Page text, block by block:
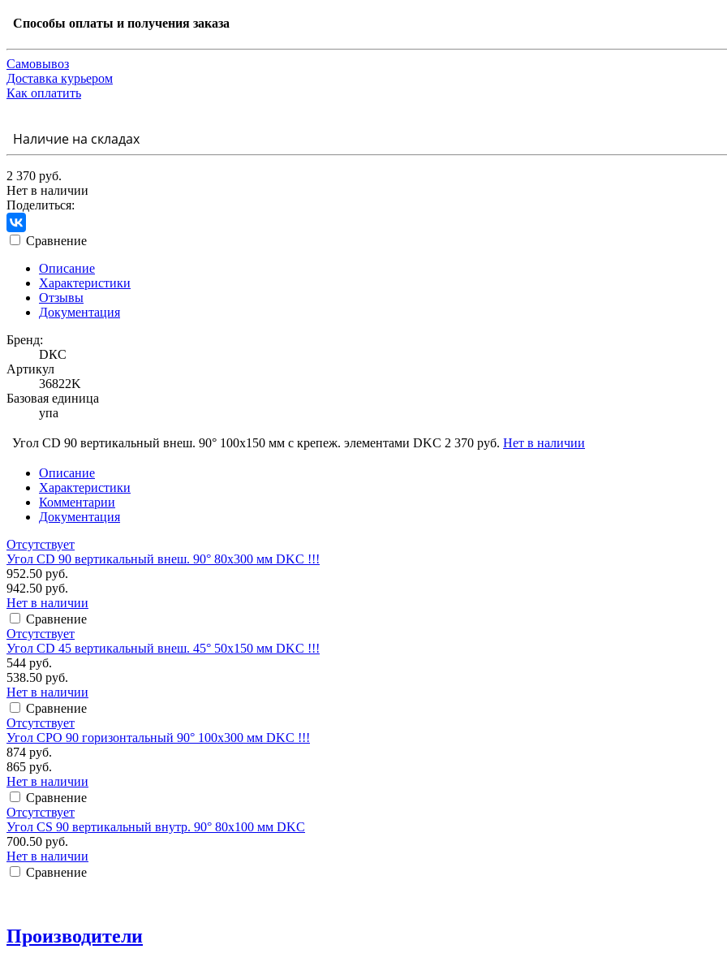
Способы оплаты и получения заказа
Самовывоз
Доставка курьером
Как оплатить
Наличие на складах
2 370 руб.
Нет в наличии
Поделиться:
Сравнение
Описание
Характеристики
Отзывы
Документация
Бренд:
DКС
Артикул
36822K
Базовая единица
упа
Угол CD 90 вертикальный внеш. 90° 100х150 мм с крепеж. элементами DKC 2 370 руб. Нет в наличии
Описание
Характеристики
Комментарии
Документация
Отсутствует
Угол CD 90 вертикальный внеш. 90° 80х300 мм DKC !!!
952.50 руб.
942.50 руб.
Нет в наличии
Сравнение
Отсутствует
Угол CD 45 вертикальный внеш. 45° 50х150 мм DKC !!!
544 руб.
538.50 руб.
Нет в наличии
Сравнение
Отсутствует
Угол CPO 90 горизонтальный 90° 100х300 мм DKC !!!
874 руб.
865 руб.
Нет в наличии
Сравнение
Отсутствует
Угол CS 90 вертикальный внутр. 90° 80х100 мм DKC
700.50 руб.
Нет в наличии
Сравнение
Производители